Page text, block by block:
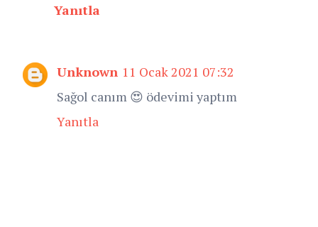
Yanıtla
Unknown 11 Ocak 2021 07:32
Sağol canım 😍 ödevimi yaptım
Yanıtla